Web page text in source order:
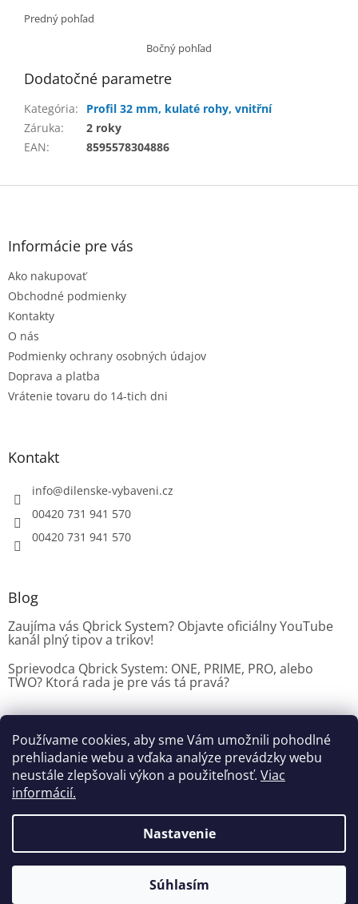
Používame cookies, aby sme Vám umožnili pohodlné
prehliadanie webu a vďaka analýze prevádzky webu
neustále zlepšovali výkon a použiteľnosť. Viac
informácií.
Nastavenie
Súhlasím
Predný pohľad
Bočný pohľad
Dodatočné parametre
Kategória:
Profil 32 mm, kulaté rohy, vnitřní
Záruka:
2 roky
EAN: 8595578304886
Z
Informácie pre vás
Ako nakupovať
Obchodné podmienky
Kontakty
O nás
Podmienky ochrany osobných údajov
Doprava a platba
Vrátenie tovaru do 14-tich dni
Kontakt
info@dilenske-vybaveni.cz
00420 731 941 570
00420 731 941 570
Blog
Zaujíma vás Qbrick System? Objavte oficiálny YouTube
kanál plný tipov a trikov!
Sprievodca Qbrick System: ONE, PRIME, PRO, alebo
TWO? Ktorá rada je pre vás tá pravá?
Dílenské vybavení CZ
vyhradené.